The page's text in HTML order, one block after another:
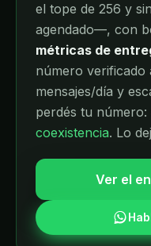
el tope de 256 y
agendado—, con
métricas de
número verificado
mensajes/día y
perdés tu
coexistencia. Lo
Ver el